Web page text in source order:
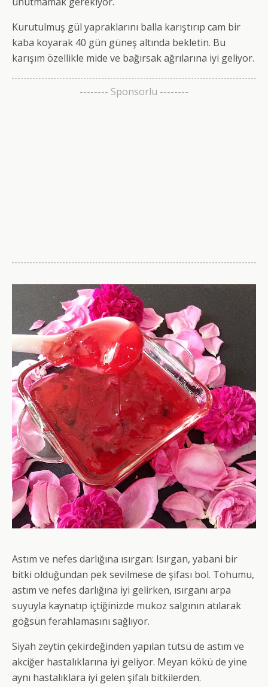
Kurutulmuş gül yapraklarını balla karıştırıp cam bir
kaba koyarak 40 gün güneş altında bekletin. Bu
karışım özellikle mide ve bağırsak ağrılarına iyi geliyor.
-------- Sponsorlu --------
Astım ve nefes darlığına ısırgan: Isırgan, yabani bir
bitki olduğundan pek sevilmese de şifası bol. Tohumu,
astım ve nefes darlığına iyi gelirken, ısırganı arpa
suyuyla kaynatıp içtiğinizde mukoz salgının atılarak
göğsün ferahlamasını sağlıyor.
Siyah zeytin çekirdeğinden yapılan tütsü de astım ve
akciğer hastalıklarına iyi geliyor. Meyan kökü de yine
aynı hastalıklara iyi gelen şifalı bitkilerden.